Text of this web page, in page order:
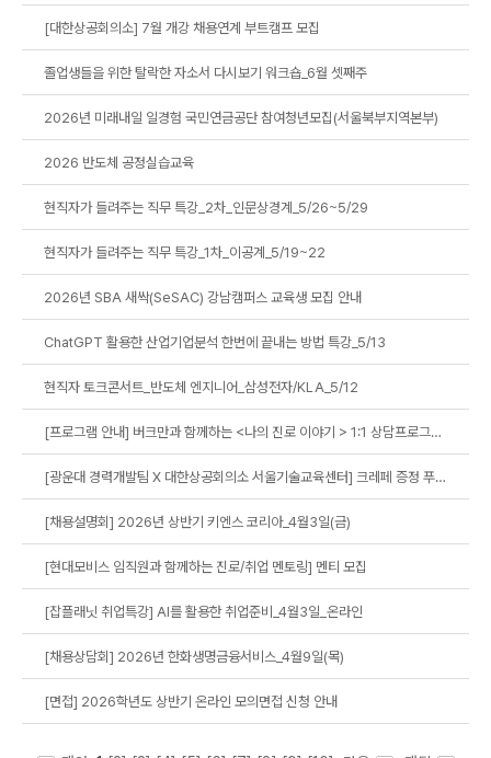
[대한상공회의소] 7월 개강 채용연계 부트캠프 모집
졸업생들을 위한 탈락한 자소서 다시보기 워크숍_6월 셋째주
2026년 미래내일 일경험 국민연금공단 참여청년모집(서울북부지역본부)
2026 반도체 공정실습교육
현직자가 들려주는 직무 특강_2차_인문상경계_5/26~5/29
현직자가 들려주는 직무 특강_1차_이공계_5/19~22
2026년 SBA 새싹(SeSAC) 강남캠퍼스 교육생 모집 안내
ChatGPT 활용한 산업기업분석 한번에 끝내는 방법 특강_5/13
현직자 토크콘서트_반도체 엔지니어_삼성전자/KLA_5/12
[프로그램 안내] 버크만과 함께하는 <나의 진로 이야기 > 1:1 상담프로그램 (~5/5)
[광운대 경력개발팀 X 대한상공회의소 서울기술교육센터] 크레페 증정 푸드트럭 이벤트
[채용설명회] 2026년 상반기 키엔스 코리아_4월3일(금)
[현대모비스 임직원과 함께하는 진로/취업 멘토링] 멘티 모집
[잡플래닛 취업특강] AI를 활용한 취업준비_4월3일_온라인
[채용상담회] 2026년 한화생명금융서비스_4월9일(목)
[면접] 2026학년도 상반기 온라인 모의면접 신청 안내